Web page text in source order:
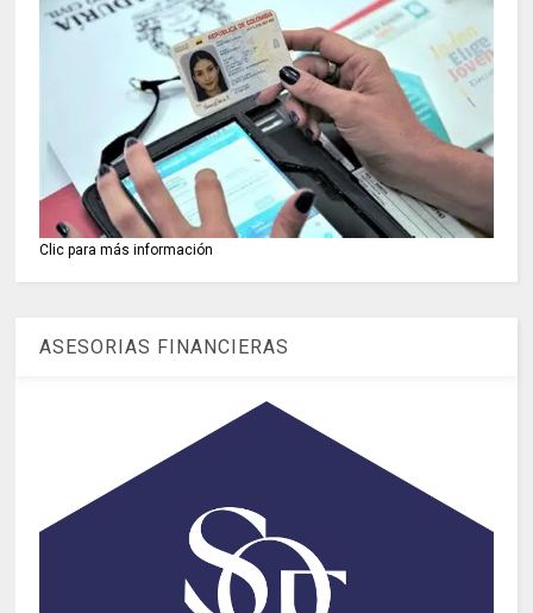
Clic para más información
ASESORIAS FINANCIERAS